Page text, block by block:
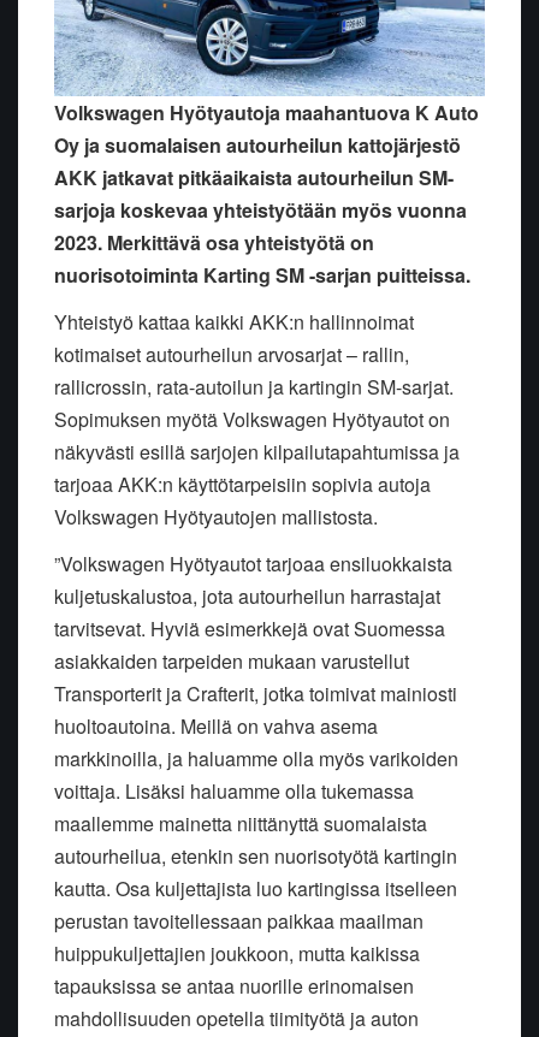
Volkswagen Hyötyautoja maahantuova K Auto
Oy ja suomalaisen autourheilun kattojärjestö
AKK jatkavat pitkäaikaista autourheilun SM-
sarjoja koskevaa yhteistyötään myös vuonna
2023. Merkittävä osa yhteistyötä on
nuorisotoiminta Karting SM -sarjan puitteissa.
Yhteistyö kattaa kaikki AKK:n hallinnoimat
kotimaiset autourheilun arvosarjat – rallin,
rallicrossin, rata-autoilun ja kartingin SM-sarjat.
Sopimuksen myötä Volkswagen Hyötyautot on
näkyvästi esillä sarjojen kilpailutapahtumissa ja
tarjoaa AKK:n käyttötarpeisiin sopivia autoja
Volkswagen Hyötyautojen mallistosta.
”Volkswagen Hyötyautot tarjoaa ensiluokkaista
kuljetuskalustoa, jota autourheilun harrastajat
tarvitsevat. Hyviä esimerkkejä ovat Suomessa
asiakkaiden tarpeiden mukaan varustellut
Transporterit ja Crafterit, jotka toimivat mainiosti
huoltoautoina. Meillä on vahva asema
markkinoilla, ja haluamme olla myös varikoiden
voittaja. Lisäksi haluamme olla tukemassa
maallemme mainetta niittänyttä suomalaista
autourheilua, etenkin sen nuorisotyötä kartingin
kautta. Osa kuljettajista luo kartingissa itselleen
perustan tavoitellessaan paikkaa maailman
huippukuljettajien joukkoon, mutta kaikissa
tapauksissa se antaa nuorille erinomaisen
mahdollisuuden opetella tiimityötä ja auton